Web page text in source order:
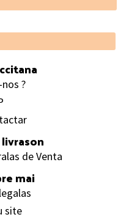
?
de Venta
mai
site